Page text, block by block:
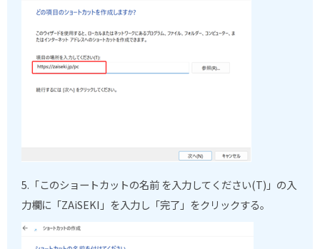
5. 「このショートカットの名前 を入力してください(T)」の入
力欄に「ZAiSEKI」を入力し「完了」をクリックする。